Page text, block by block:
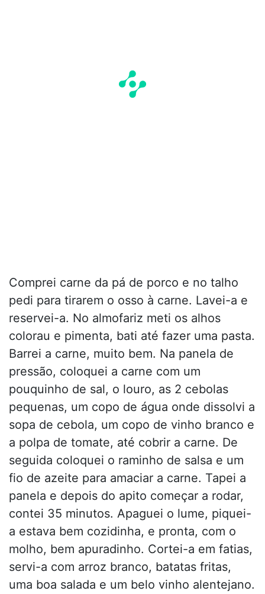
Comprei carne da pá de porco e no talho
pedi para tirarem o osso à carne. Lavei-a e
reservei-a. No almofariz meti os alhos
colorau e pimenta, bati até fazer uma pasta.
Barrei a carne, muito bem. Na panela de
pressão, coloquei a carne com um
pouquinho de sal, o louro, as 2 cebolas
pequenas, um copo de água onde dissolvi a
sopa de cebola, um copo de vinho branco e
a polpa de tomate, até cobrir a carne. De
seguida coloquei o raminho de salsa e um
fio de azeite para amaciar a carne. Tapei a
panela e depois do apito começar a rodar,
contei 35 minutos. Apaguei o lume, piquei-
a estava bem cozidinha, e pronta, com o
molho, bem apuradinho. Cortei-a em fatias,
servi-a com arroz branco, batatas fritas,
uma boa salada e um belo vinho alentejano.